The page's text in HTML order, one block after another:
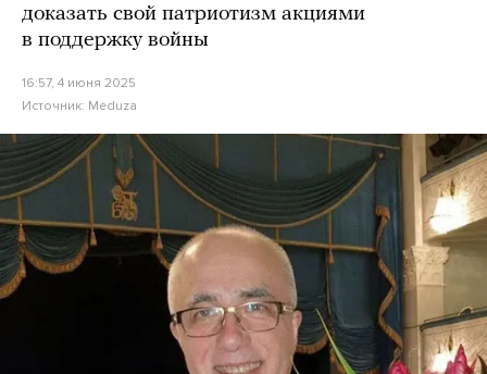
доказать свой патриотизм акциями
в поддержку войны
16:57, 4 июня 2025
Источник: Meduza